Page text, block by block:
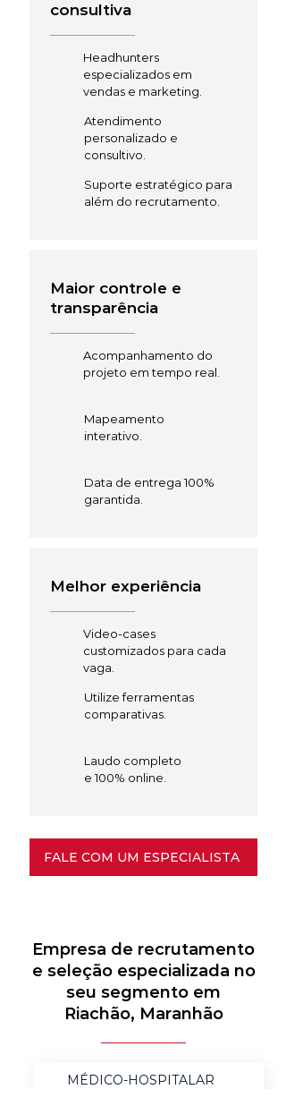
consultiva
Headhunters
especializados em
vendas e marketing.
Atendimento
personalizado e
consultivo.
Suporte estratégico para
além do recrutamento.
Maior controle e
transparência
Acompanhamento do
projeto em tempo real.
Mapeamento
interativo.
Data de entrega 100%
garantida.
Melhor experiência
Video-cases
customizados para cada
vaga.
Utilize ferramentas
comparativas.
Laudo completo
e 100% online.
FALE COM UM ESPECIALISTA
Empresa de recrutamento
e seleção especializada no
seu segmento em
Riachão, Maranhão
MÉDICO-HOSPITALAR